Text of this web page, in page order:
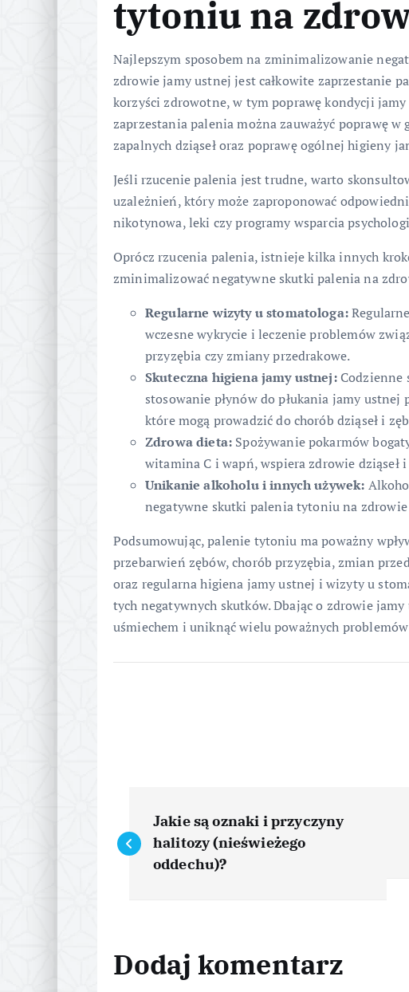
tytoniu na
Najlepszym sposobem na zminimalizowanie
zdrowie jamy ustnej jest całkowite zaprzestanie
korzyści zdrowotne, w tym poprawę kondycji
zaprzestania palenia można zauważyć poprawę
zapalnych dziąseł oraz poprawę ogólnej higieny
Jeśli rzucenie palenia jest trudne, warto
uzależnień, który może zaproponować
nikotynowa, leki czy programy wsparcia
Oprócz rzucenia palenia, istnieje kilka innych
zminimalizować negatywne skutki palenia na
Regularne wizyty u stomatologa:
wczesne wykrycie i leczenie problemów
przyzębia czy zmiany przedrakowe.
Skuteczna higiena jamy ustnej:Codzienne
stosowanie płynów do płukania jamy
które mogą prowadzić do chorób dziąseł i
Zdrowa dieta: Spożywanie pokarmów
witamina C i wapń, wspiera zdrowie dziąseł i
Unikanie alkoholu i innych używek:
negatywne skutki palenia tytoniu na
Podsumowując, palenie tytoniu ma poważny
przebarwień zębów, chorób przyzębia, zmian
oraz regularna higiena jamy ustnej i wizyty u
tych negatywnych skutków. Dbając o zdrowie
uśmiechem i uniknąć wielu poważnych
a
i
Jakie są oznaki i przyczyny
halitozy (nieświeżego
oddechu)?
Dodaj komentarz